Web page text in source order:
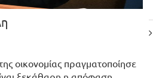
οικονομίας πραγματοποίησε